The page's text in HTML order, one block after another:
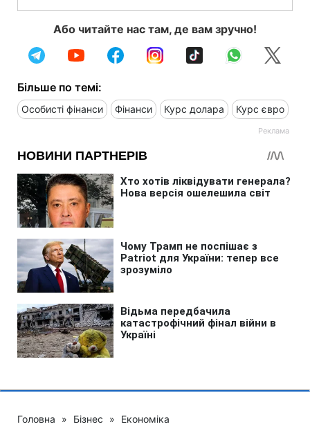
Або читайте нас там, де вам зручно!
Більше по темі:
Особисті фінанси Фінанси Курс долара Курс євро
Головна » Бізнес » Економіка